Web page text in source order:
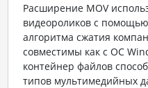
Расширение MOV
видеороликов с
алгоритма сжатия
совместимы как с ОС
контейнер файлов
типов мультимедийных